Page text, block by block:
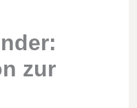
zur